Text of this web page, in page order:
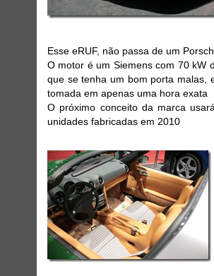
Esse eRUF, não passa de um
O motor é um Siemens com 70 kW
que se tenha um bom porta malas,
tomada em apenas uma hora exata
O próximo conceito da marca
unidades fabricadas em 2010